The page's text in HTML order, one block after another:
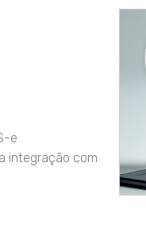
e
integração com